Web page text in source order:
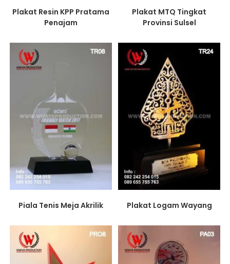
Plakat Resin KPP Pratama
Penajam
Plakat MTQ Tingkat
Provinsi Sulsel
Piala Tenis Meja Akrilik Plakat Logam Wayang